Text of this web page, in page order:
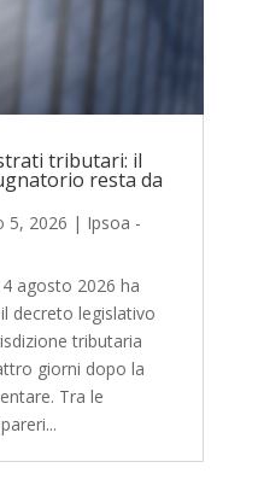
tributari: il
resta da
5, 2026 | Ipsoa -
agosto 2026 ha
decreto legislativo
tributaria
giorni dopo la
Tra le